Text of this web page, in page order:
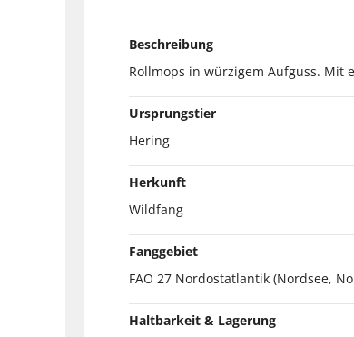
Beschreibung
Rollmops in würzigem Aufguss. Mit
Ursprungstier
Hering
Herkunft
Wildfang
Fanggebiet
FAO 27 Nordostatlantik (Nordsee,
Haltbarkeit & Lagerung